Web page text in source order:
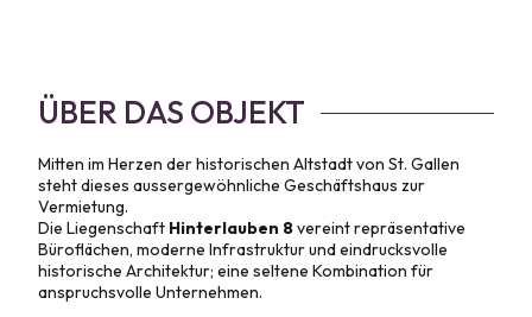
ÜBER DAS OBJEKT
Mitten im Herzen der historischen Altstadt von St. Gallen
steht dieses aussergewöhnliche Geschäftshaus zur
Vermietung.
Die Liegenschaft Hinterlauben 8vereint repräsentative
Büroflächen, moderne Infrastruktur und eindrucksvolle
historische Architektur; eine seltene Kombination für
anspruchsvolle Unternehmen.